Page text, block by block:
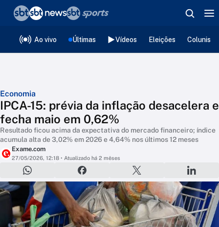
Ao vivo Últimas Vídeos Eleições
Economia
IPCA-15: prévia da inflação desacelera e
fecha maio em 0,62%
Resultado ficou acima da expectativa do mercado financeiro; índice
acumula alta de 3,02% em 2026 e 4,64% nos últimos 12 meses
Exame.com
27/05/2026, 12:18 • Atualizado há 2 mêses
❮voltar
Editorias